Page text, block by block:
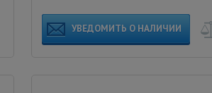
УВЕДОМИТЬ О НАЛИЧИИ